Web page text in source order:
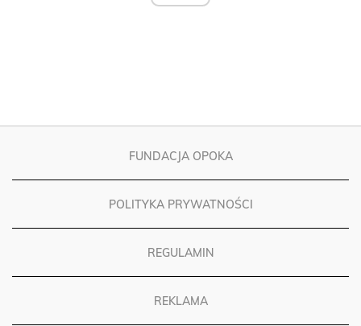
FUNDACJA OPOKA
POLITYKA PRYWATNOŚCI
REGULAMIN
REKLAMA